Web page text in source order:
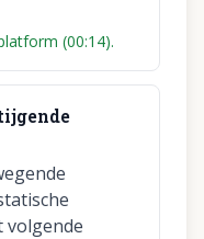
(00:14).
volgende